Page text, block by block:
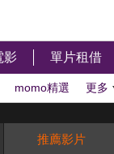
影 單片租借
momo精選 更多
推薦影片